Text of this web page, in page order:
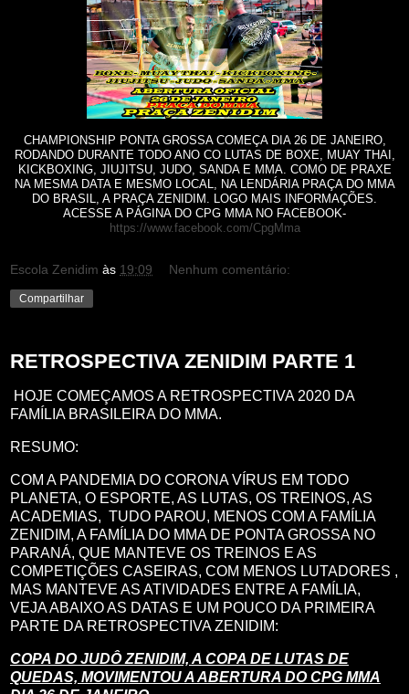
CHAMPIONSHIP PONTA GROSSA COMEÇA DIA 26 DE JANEIRO,
RODANDO DURANTE TODO ANO CO LUTAS DE BOXE, MUAY THAI,
KICKBOXING, JIUJITSU, JUDO, SANDA E MMA. COMO DE PRAXE
NA MESMA DATA E MESMO LOCAL, NA LENDÁRIA PRAÇA DO MMA
DO BRASIL, A PRAÇA ZENIDIM. LOGO MAIS INFORMAÇÕES.
ACESSE A PÁGINA DO CPG MMA NO FACEBOOK-
https://www.facebook.com/CpgMma
Escola Zenidim às 19:09 Nenhum comentário:
Compartilhar
RETROSPECTIVA ZENIDIM PARTE 1
HOJE COMEÇAMOS A RETROSPECTIVA 2020 DA
FAMÍLIA BRASILEIRA DO MMA.
RESUMO:
COM A PANDEMIA DO CORONA VÍRUS EM TODO
PLANETA, O ESPORTE, AS LUTAS, OS TREINOS, AS
ACADEMIAS, TUDO PAROU, MENOS COM A FAMÍLIA
ZENIDIM, A FAMÍLIA DO MMA DE PONTA GROSSA NO
PARANÁ, QUE MANTEVE OS TREINOS E AS
COMPETIÇÕES CASEIRAS, COM MENOS LUTADORES ,
MAS MANTEVE AS ATIVIDADES ENTRE A FAMÍLIA,
VEJA ABAIXO AS DATAS E UM POUCO DA PRIMEIRA
PARTE DA RETROSPECTIVA ZENIDIM:
COPA DO JUDÔ ZENIDIM, A COPA DE LUTAS DE
QUEDAS, MOVIMENTOU A ABERTURA DO CPG MMA